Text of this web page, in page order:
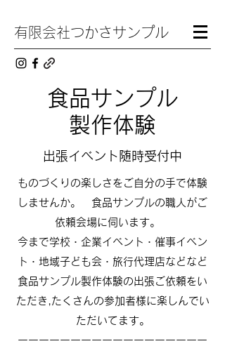
有限会社つかさサンプル
食品サンプル
製作体験
​​出張イベント随時受付中
ものづくりの楽しさをご自分の手で体験
しませんか。 食品サンプルの職人がご
依頼会場に伺います。
今まで​学校・企業イベント・催事イベン
ト・地域子ども会・旅行代理店などなど
食品サンプル製作体験の出張ご依頼をい
ただき,たくさんの参加者様に楽しんでい
ただいてます。
ーーーーーーーーーーーーーーーーーー